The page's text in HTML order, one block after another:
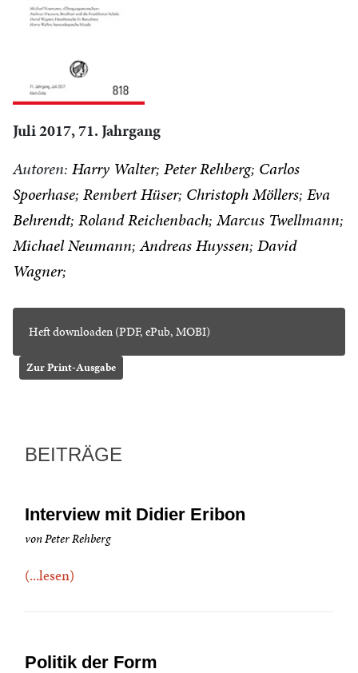
Juli 2017, 71. Jahrgang
Autoren: Harry Walter Peter Rehberg Carlos
Spoerhase Rembert Hüser Christoph Möllers Eva
Behrendt Roland Reichenbach Marcus Twellmann
Michael Neumann Andreas Huyssen David
Wagner
Heft downloaden (PDF, ePub, MOBI)
Zur Print-Ausgabe
BEITRÄGE
Interview mit Didier Eribon
von Peter Rehberg
(...lesen)
Politik der Form